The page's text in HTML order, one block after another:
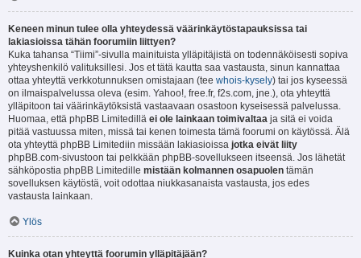
Keneen minun tulee olla yhteydessä väärinkäytöstapauksissa tai
lakiasioissa tähän foorumiin liittyen?
Kuka tahansa “Tiimi”-sivulla mainituista ylläpitäjistä on todennäköisesti sopiva
yhteyshenkilö valituksillesi. Jos et tätä kautta saa vastausta, sinun kannattaa
ottaa yhteyttä verkkotunnuksen omistajaan (tee whois-kysely) tai jos kyseessä
on ilmaispalvelussa oleva (esim. Yahoo!, free.fr, f2s.com, jne.), ota yhteyttä
ylläpitoon tai väärinkäytöksistä vastaavaan osastoon kyseisessä palvelussa.
Huomaa, että phpBB Limitedillä ei ole lainkaan toimivaltaa ja sitä ei voida
pitää vastuussa miten, missä tai kenen toimesta tämä foorumi on käytössä. Älä
ota yhteyttä phpBB Limitediin missään lakiasioissa jotka eivät liity
phpBB.com-sivustoon tai pelkkään phpBB-sovellukseen itseensä. Jos lähetät
sähköpostia phpBB Limitedille mistään kolmannen osapuolen tämän
sovelluksen käytöstä, voit odottaa niukkasanaista vastausta, jos edes
vastausta lainkaan.
Ylös
Kuinka otan yhteyttä foorumin ylläpitäjään?